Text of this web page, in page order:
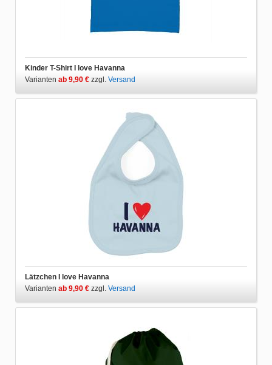
Kinder T-Shirt I love Havanna
Varianten ab 9,90 € zzgl. Versand
Lätzchen I love Havanna
Varianten ab 9,90 € zzgl. Versand